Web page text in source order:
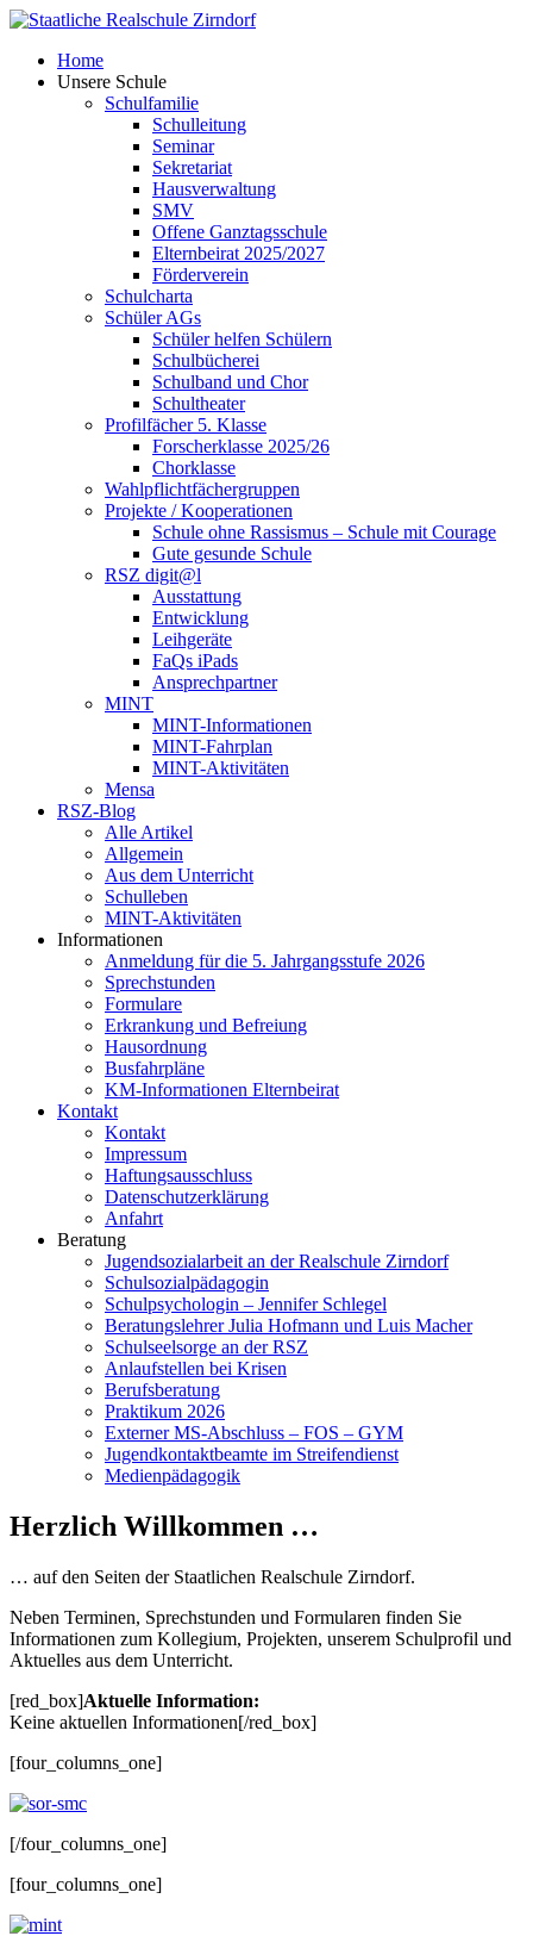
Skip
contentHome
Unsere Schule
Schulfamilie
Schulleitung
Seminar
Sekretariat
Hausverwaltung
SMV
Offene Ganztagsschule
Elternbeirat 2025/2027
Förderverein
Schulcharta
Schüler AGs
Schüler helfen Schülern
Schulbücherei
Schulband und Chor
Schultheater
Profilfächer 5. Klasse
Forscherklasse 2025/26
Chorklasse
Wahlpflichtfächergruppen
Projekte / Kooperationen
Schule ohne Rassismus – Schule mit Courage
Gute gesunde Schule
RSZ digit@l
Ausstattung
Entwicklung
Leihgeräte
FaQs iPads
Ansprechpartner
MINT
MINT-Informationen
MINT-Fahrplan
MINT-Aktivitäten
Mensa
RSZ-Blog
Alle Artikel
Allgemein
Aus dem Unterricht
Schulleben
MINT-Aktivitäten
Informationen
Anmeldung für die 5. Jahrgangsstufe 2026
Sprechstunden
Formulare
Erkrankung und Befreiung
Hausordnung
Busfahrpläne
KM-Informationen Elternbeirat
Kontakt
Kontakt
Impressum
Haftungsausschluss
Datenschutzerklärung
Anfahrt
Beratung
Jugendsozialarbeit an der Realschule Zirndorf
Schulsozialpädagogin
Schulpsychologin – Jennifer Schlegel
Beratungslehrer Julia Hofmann und Luis Macher
Schulseelsorge an der RSZ
Anlaufstellen bei Krisen
Berufsberatung
Praktikum 2026
Externer MS-Abschluss – FOS – GYM
Jugendkontaktbeamte im Streifendienst
Medienpädagogik
Herzlich Willkommen …
… auf den Seiten der Staatlichen Realschule Zirndorf.
Neben Terminen, Sprechstunden und Formularen finden Sie
Informationen zum Kollegium, Projekten, unserem Schulprofil und
Aktuelles aus dem Unterricht.
[red_box]Aktuelle Information:
Keine aktuellen Informationen[/red_box]
[four_columns_one]
[/four_columns_one]
[four_columns_one]